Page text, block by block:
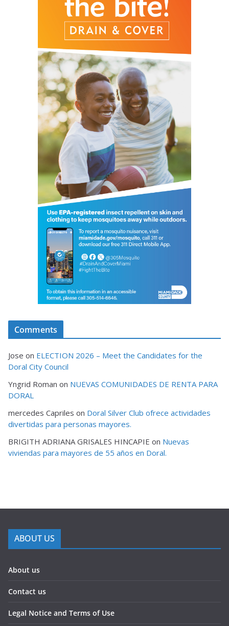
Comments
Jose on ELECTION 2026 – Meet the Candidates for the
Doral City Council
Yngrid Roman on NUEVAS COMUNIDADES DE RENTA PARA
DORAL
mercedes Capriles on Doral Silver Club ofrece actividades
divertidas para personas mayores.
BRIGITH ADRIANA GRISALES HINCAPIE on Nuevas
viviendas para mayores de 55 años en Doral.
ABOUT US
About us
Contact us
Legal Notice and Terms of Use